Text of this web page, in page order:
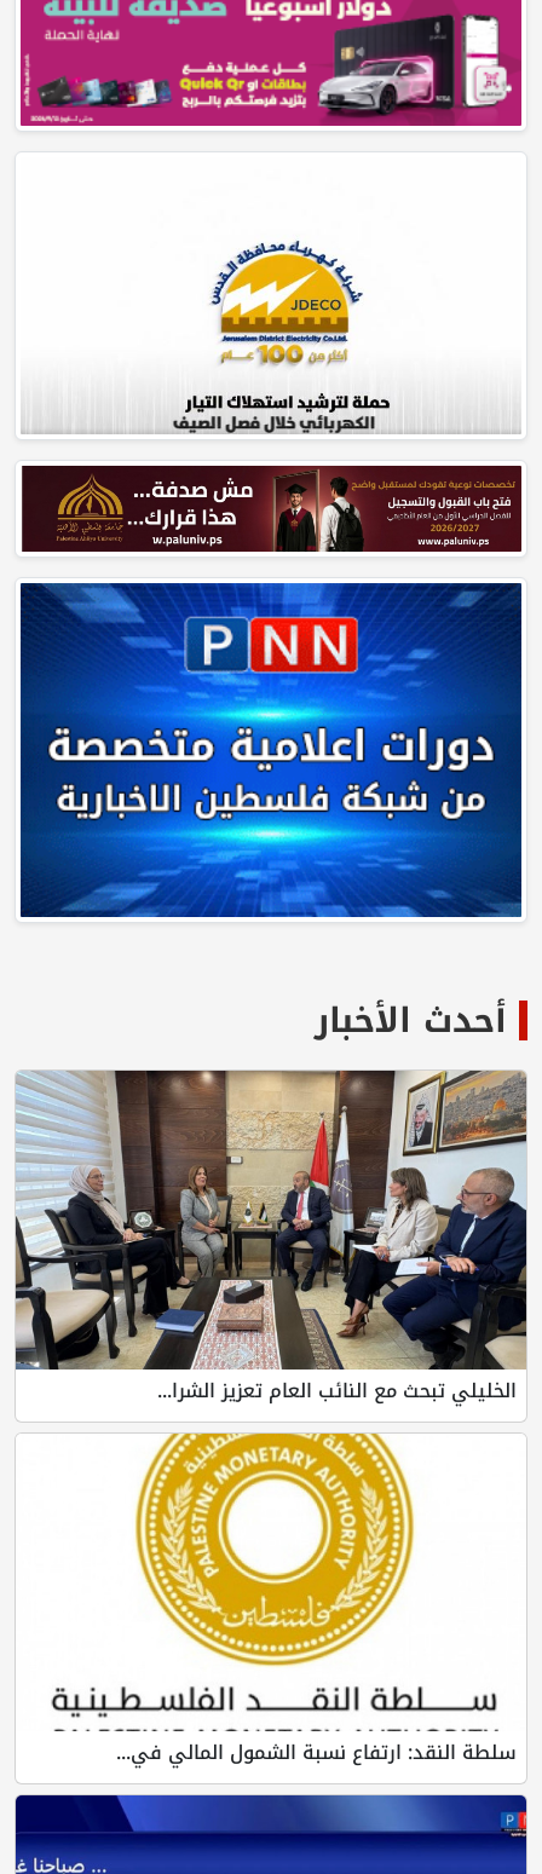
أحدث الأخبار
الخليلي تبحث مع النائب العام تعزيز الشرا...
سلطة النقد: ارتفاع نسبة الشمول المالي في...